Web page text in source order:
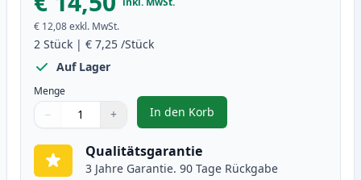
€ 12,08exkl. MwSt.
2 Stück | € 7,25 /Stück
Auf Lager
Menge
Verwenden Sie die Tasten, um anzupassen
− +
1
In den Korb
, 2 stück Canon CLI-551XL gelb
Qualitätsgarantie
3 Jahre Garantie. 90 Tage Rückgabe